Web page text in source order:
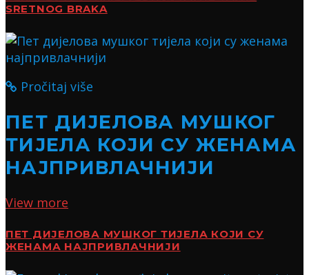
SRETNOG BRAKA
Pročitaj više
ПЕТ ДИЈЕЛОВА МУШКОГ
ТИЈЕЛА КОЈИ СУ ЖЕНАМА
НАЈПРИВЛАЧНИЈИ
View more
ПЕТ ДИЈЕЛОВА МУШКОГ ТИЈЕЛА КОЈИ СУ
ЖЕНАМА НАЈПРИВЛАЧНИЈИ